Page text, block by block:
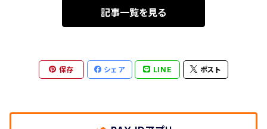
記事一覧を見る
保存 シェア LINE ポスト